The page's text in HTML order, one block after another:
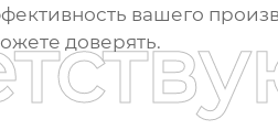
вашего
доверять.